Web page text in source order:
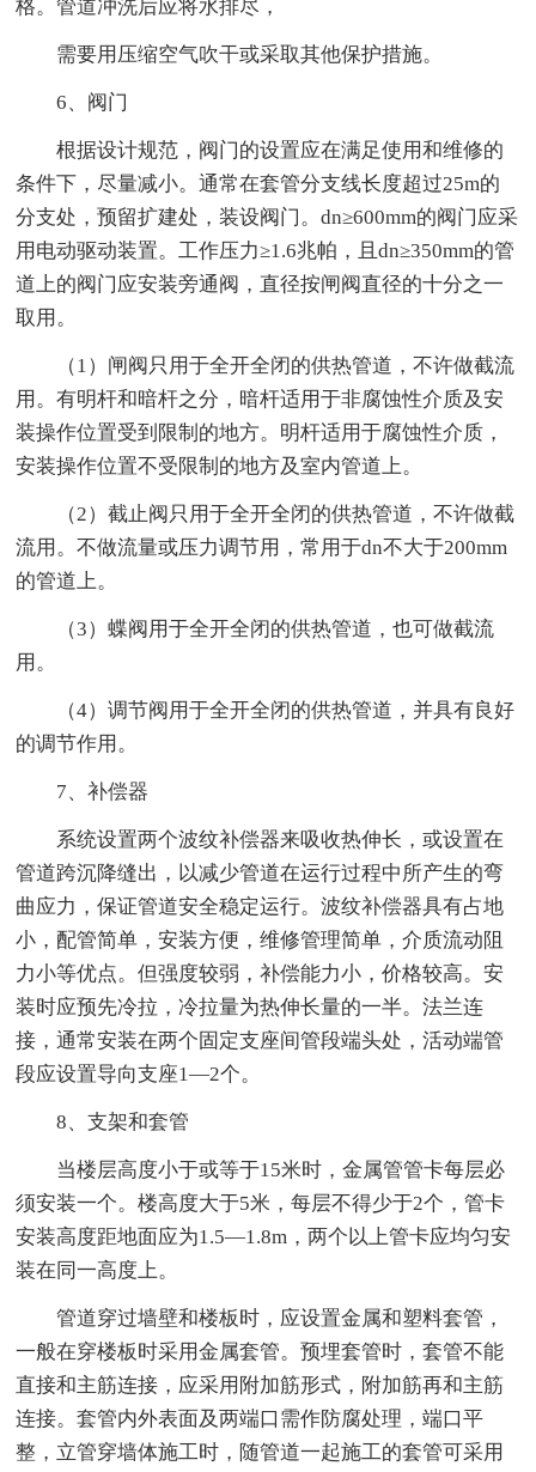
格。管道冲洗后应将水排尽，
需要用压缩空气吹干或采取其他保护措施。
6、阀门
根据设计规范，阀门的设置应在满足使用和维修的
条件下，尽量减小。通常在套管分支线长度超过25m的
分支处，预留扩建处，装设阀门。dn≥600mm的阀门应采
用电动驱动装置。工作压力≥1.6兆帕，且dn≥350mm的管
道上的阀门应安装旁通阀，直径按闸阀直径的十分之一
取用。
（1）闸阀只用于全开全闭的供热管道，不许做截流
用。有明杆和暗杆之分，暗杆适用于非腐蚀性介质及安
装操作位置受到限制的地方。明杆适用于腐蚀性介质，
安装操作位置不受限制的地方及室内管道上。
（2）截止阀只用于全开全闭的供热管道，不许做截
流用。不做流量或压力调节用，常用于dn不大于200mm
的管道上。
（3）蝶阀用于全开全闭的供热管道，也可做截流
用。
（4）调节阀用于全开全闭的供热管道，并具有良好
的调节作用。
7、补偿器
系统设置两个波纹补偿器来吸收热伸长，或设置在
管道跨沉降缝出，以减少管道在运行过程中所产生的弯
曲应力，保证管道安全稳定运行。波纹补偿器具有占地
小，配管简单，安装方便，维修管理简单，介质流动阻
力小等优点。但强度较弱，补偿能力小，价格较高。安
装时应预先冷拉，冷拉量为热伸长量的一半。法兰连
接，通常安装在两个固定支座间管段端头处，活动端管
段应设置导向支座1—2个。
8、支架和套管
当楼层高度小于或等于15米时，金属管管卡每层必
须安装一个。楼高度大于5米，每层不得少于2个，管卡
安装高度距地面应为1.5—1.8m，两个以上管卡应均匀安
装在同一高度上。
管道穿过墙壁和楼板时，应设置金属和塑料套管，
一般在穿楼板时采用金属套管。预埋套管时，套管不能
直接和主筋连接，应采用附加筋形式，附加筋再和主筋
连接。套管内外表面及两端口需作防腐处理，端口平
整，立管穿墙体施工时，随管道一起施工的套管可采用